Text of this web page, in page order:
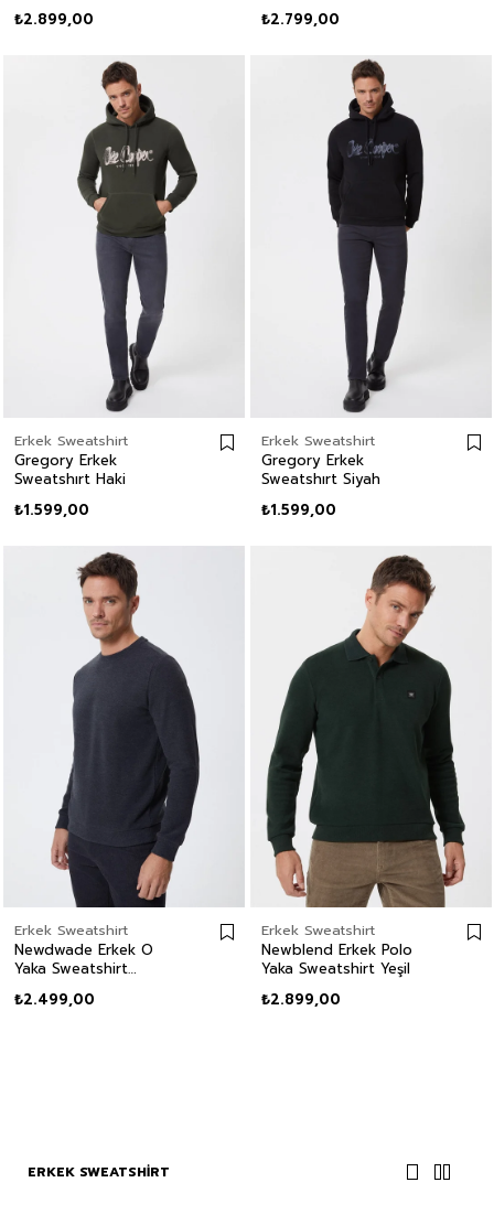
₺2.899,00
₺2.799,00
Erkek Sweatshirt
Gregory Erkek
Sweatshırt Haki
₺1.599,00
Erkek Sweatshirt
Gregory Erkek
Sweatshırt Siyah
₺1.599,00
Erkek Sweatshirt
Newdwade Erkek O
Yaka Sweatshirt
₺2.499,00
Erkek Sweatshirt
Newblend Erkek Polo
Yaka Sweatshirt Yeşil
₺2.899,00
ERKEK SWEATSHIRT